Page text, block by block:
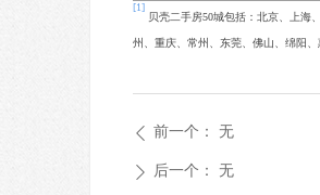
[1]
贝壳二手房50城包括：北京、上海
州、重庆、常州、东莞、佛山、绵阳
ꄴ 前一个： 无
ꄲ 后一个： 无